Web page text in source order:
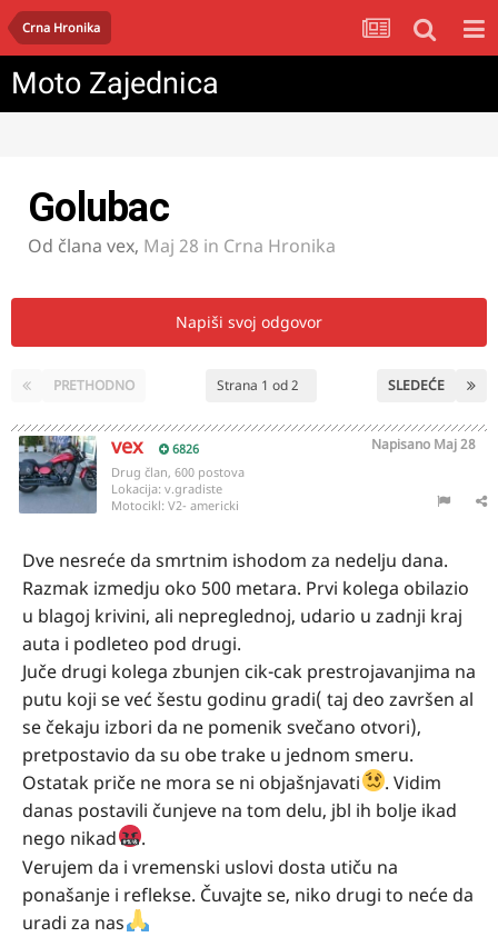
Crna Hronika
Moto Zajednica
Golubac
Od člana vex, Maj 28 in Crna Hronika
Napiši svoj odgovor
PRETHODNO SLEDEĆE
Strana 1 od 2
vex 6826 Napisano Maj 28
Drug član, 600 postova
Lokacija: v.gradiste
Motocikl: V2- americki
Dve nesreće da smrtnim ishodom za nedelju dana.
Razmak izmedju oko 500 metara. Prvi kolega obilazio
u blagoj krivini, ali nepreglednoj, udario u zadnji kraj
auta i podleteo pod drugi.
Juče drugi kolega zbunjen cik-cak prestrojavanjima na
putu koji se već šestu godinu gradi( taj deo završen al
se čekaju izbori da ne pomenik svečano otvori),
pretpostavio da su obe trake u jednom smeru.
Ostatak priče ne mora se ni objašnjavati
. Vidim
danas postavili čunjeve na tom delu, jbl ih bolje ikad
nego nikad
.
Verujem da i vremenski uslovi dosta utiču na
ponašanje i reflekse. Čuvajte se, niko drugi to neće da
uradi za nas